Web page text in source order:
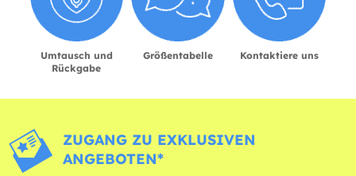
Umtausch und
Rückgabe
Größentabelle Kontaktiere uns
ZUGANG ZU EXKLUSIVEN
ANGEBOTEN*